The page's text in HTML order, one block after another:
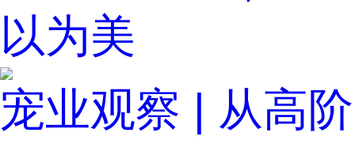
以为美
宠业观察 | 从高阶